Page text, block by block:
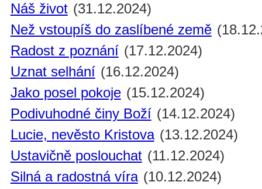
Náš život (31.12.2024)
Než vstoupíš do zaslíbené země
Radost z poznání (17.12.2024)
Uznat selhání (16.12.2024)
Jako posel pokoje (15.12.2024)
Podivuhodné činy Boží (14.12.2024)
Lucie, nevěsto Kristova (13.12.2024)
Ustavičně poslouchat (11.12.2024)
Silná a radostná víra (10.12.2024)